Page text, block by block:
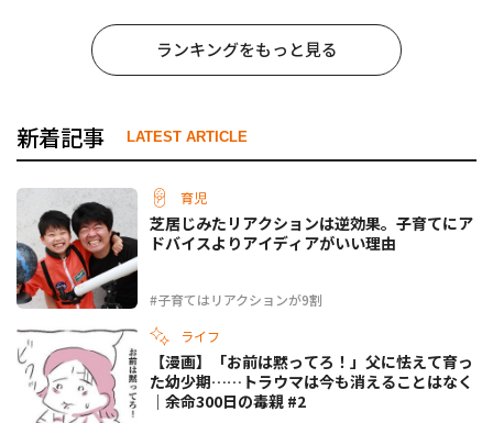
ランキングをもっと見る
新着記事 LATEST ARTICLE
育児
#子育てはリアクションが9割
芝居じみたリアクションは逆効果。子育てにア
ドバイスよりアイディアがいい理由
ライフ
【漫画】「お前は黙ってろ！」父に怯えて育っ
た幼少期……トラウマは今も消えることはなく
｜余命300日の毒親 #2